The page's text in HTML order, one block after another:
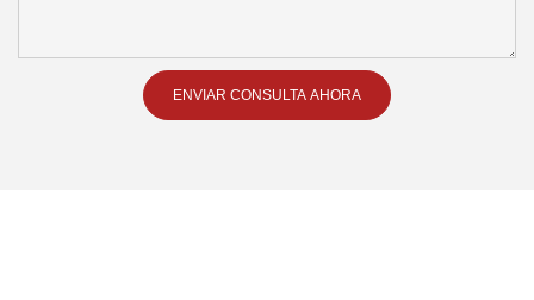
ENVIAR CONSULTA AHORA